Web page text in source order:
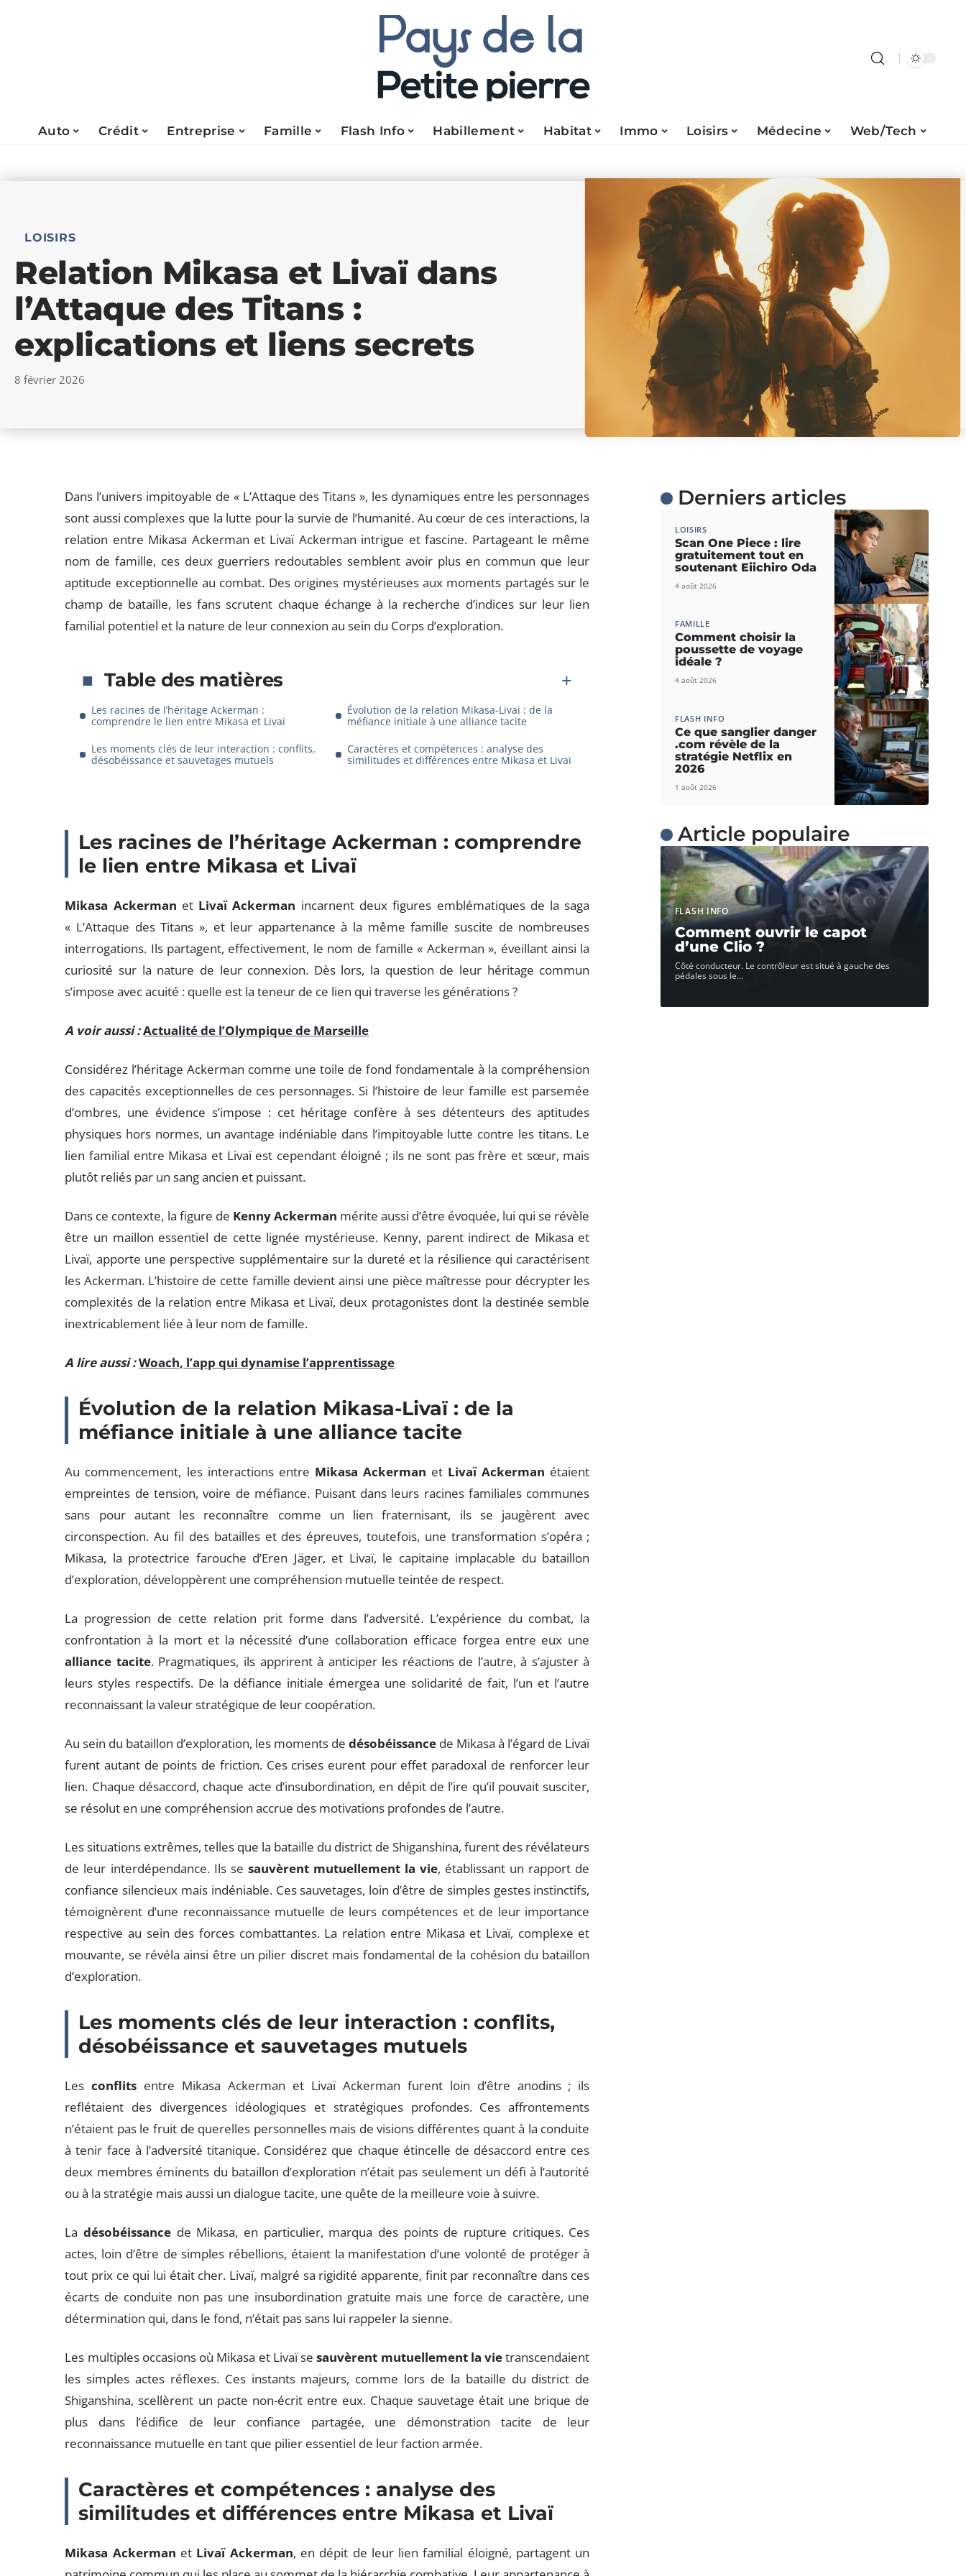
Auto Crédit Entreprise Famille Flash Info Habillement Habitat Immo Loisirs Médecine Web/Tech
LOISIRS
Relation Mikasa et Livaï dans
l’Attaque des Titans :
explications et liens secrets
8 février 2026
Dans l’univers impitoyable de « L’Attaque des Titans », les dynamiques entre les personnages
sont aussi complexes que la lutte pour la survie de l’humanité. Au cœur de ces interactions, la
relation entre Mikasa Ackerman et Livaï Ackerman intrigue et fascine. Partageant le même
nom de famille, ces deux guerriers redoutables semblent avoir plus en commun que leur
aptitude exceptionnelle au combat. Des origines mystérieuses aux moments partagés sur le
champ de bataille, les fans scrutent chaque échange à la recherche d’indices sur leur lien
familial potentiel et la nature de leur connexion au sein du Corps d’exploration.
Table des matières
Les racines de l’héritage Ackerman :
comprendre le lien entre Mikasa et Livaï
Évolution de la relation Mikasa-Livaï : de la
méfiance initiale à une alliance tacite
Les moments clés de leur interaction : conflits,
désobéissance et sauvetages mutuels
Caractères et compétences : analyse des
similitudes et différences entre Mikasa et Livaï
Les racines de l’héritage Ackerman : comprendre
le lien entre Mikasa et Livaï
Mikasa Ackerman et Livaï Ackerman incarnent deux figures emblématiques de la saga
« L’Attaque des Titans », et leur appartenance à la même famille suscite de nombreuses
interrogations. Ils partagent, effectivement, le nom de famille « Ackerman », éveillant ainsi la
curiosité sur la nature de leur connexion. Dès lors, la question de leur héritage commun
s’impose avec acuité : quelle est la teneur de ce lien qui traverse les générations ?
A voir aussi :Actualité de l’Olympique de Marseille
Considérez l’héritage Ackerman comme une toile de fond fondamentale à la compréhension
des capacités exceptionnelles de ces personnages. Si l’histoire de leur famille est parsemée
d’ombres, une évidence s’impose : cet héritage confère à ses détenteurs des aptitudes
physiques hors normes, un avantage indéniable dans l’impitoyable lutte contre les titans. Le
lien familial entre Mikasa et Livaï est cependant éloigné ; ils ne sont pas frère et sœur, mais
plutôt reliés par un sang ancien et puissant.
Dans ce contexte, la figure de Kenny Ackerman mérite aussi d’être évoquée, lui qui se révèle
être un maillon essentiel de cette lignée mystérieuse. Kenny, parent indirect de Mikasa et
Livaï, apporte une perspective supplémentaire sur la dureté et la résilience qui caractérisent
les Ackerman. L’histoire de cette famille devient ainsi une pièce maîtresse pour décrypter les
complexités de la relation entre Mikasa et Livaï, deux protagonistes dont la destinée semble
inextricablement liée à leur nom de famille.
A lire aussi :Woach, l’app qui dynamise l’apprentissage
Évolution de la relation Mikasa-Livaï : de la
méfiance initiale à une alliance tacite
Au commencement, les interactions entre Mikasa Ackerman et Livaï Ackerman étaient
empreintes de tension, voire de méfiance. Puisant dans leurs racines familiales communes
sans pour autant les reconnaître comme un lien fraternisant, ils se jaugèrent avec
circonspection. Au fil des batailles et des épreuves, toutefois, une transformation s’opéra ;
Mikasa, la protectrice farouche d’Eren Jäger, et Livaï, le capitaine implacable du bataillon
d’exploration, développèrent une compréhension mutuelle teintée de respect.
La progression de cette relation prit forme dans l’adversité. L’expérience du combat, la
confrontation à la mort et la nécessité d’une collaboration efficace forgea entre eux une
alliance tacite. Pragmatiques, ils apprirent à anticiper les réactions de l’autre, à s’ajuster à
leurs styles respectifs. De la défiance initiale émergea une solidarité de fait, l’un et l’autre
reconnaissant la valeur stratégique de leur coopération.
Au sein du bataillon d’exploration, les moments dedésobéissance de Mikasa à l’égard de Livaï
furent autant de points de friction. Ces crises eurent pour effet paradoxal de renforcer leur
lien. Chaque désaccord, chaque acte d’insubordination, en dépit de l’ire qu’il pouvait susciter,
se résolut en une compréhension accrue des motivations profondes de l’autre.
Les situations extrêmes, telles que la bataille du district de Shiganshina, furent des révélateurs
de leur interdépendance. Ils se sauvèrent mutuellement la vie, établissant un rapport de
confiance silencieux mais indéniable. Ces sauvetages, loin d’être de simples gestes instinctifs,
témoignèrent d’une reconnaissance mutuelle de leurs compétences et de leur importance
respective au sein des forces combattantes. La relation entre Mikasa et Livaï, complexe et
mouvante, se révéla ainsi être un pilier discret mais fondamental de la cohésion du bataillon
d’exploration.
Les moments clés de leur interaction : conflits,
désobéissance et sauvetages mutuels
Lesconflits entre Mikasa Ackerman et Livaï Ackerman furent loin d’être anodins ; ils
reflétaient des divergences idéologiques et stratégiques profondes. Ces affrontements
n’étaient pas le fruit de querelles personnelles mais de visions différentes quant à la conduite
à tenir face à l’adversité titanique. Considérez que chaque étincelle de désaccord entre ces
deux membres éminents du bataillon d’exploration n’était pas seulement un défi à l’autorité
ou à la stratégie mais aussi un dialogue tacite, une quête de la meilleure voie à suivre.
Ladésobéissance de Mikasa, en particulier, marqua des points de rupture critiques. Ces
actes, loin d’être de simples rébellions, étaient la manifestation d’une volonté de protéger à
tout prix ce qui lui était cher. Livaï, malgré sa rigidité apparente, finit par reconnaître dans ces
écarts de conduite non pas une insubordination gratuite mais une force de caractère, une
détermination qui, dans le fond, n’était pas sans lui rappeler la sienne.
Les multiples occasions où Mikasa et Livaï sesauvèrent mutuellement la vietranscendaient
les simples actes réflexes. Ces instants majeurs, comme lors de la bataille du district de
Shiganshina, scellèrent un pacte non-écrit entre eux. Chaque sauvetage était une brique de
plus dans l’édifice de leur confiance partagée, une démonstration tacite de leur
reconnaissance mutuelle en tant que pilier essentiel de leur faction armée.
Caractères et compétences : analyse des
similitudes et différences entre Mikasa et Livaï
Mikasa Ackerman et Livaï Ackerman, en dépit de leur lien familial éloigné, partagent un
Derniers articles
LOISIRS
Scan One Piece : lire
gratuitement tout en
soutenant Eiichiro Oda
4 août 2026
FAMILLE
Comment choisir la
poussette de voyage
idéale ?
4 août 2026
FLASH INFO
Ce que sanglier danger
.com révèle de la
stratégie Netflix en
2026
1 août 2026
Article populaire
FLASH INFO
Comment ouvrir le capot
d’une Clio ?
Côté conducteur. Le contrôleur est situé à gauche des
pédales sous le…